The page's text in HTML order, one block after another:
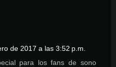
de 2017 a las 3:52 p.m.
para los fans de sono